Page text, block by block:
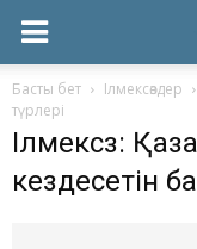
Басты бет Ілмексөздер
түрлері
Ілмексөз:
кездесетін